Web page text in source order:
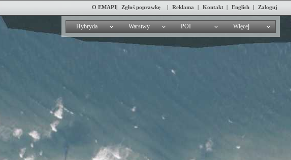
O EMAPI| Zgłoś poprawkę | Reklama | Kontakt | English | Zaloguj
Hybryda Warstwy POI Więcej